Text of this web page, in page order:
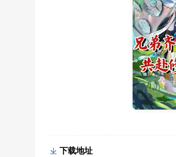
下载地址